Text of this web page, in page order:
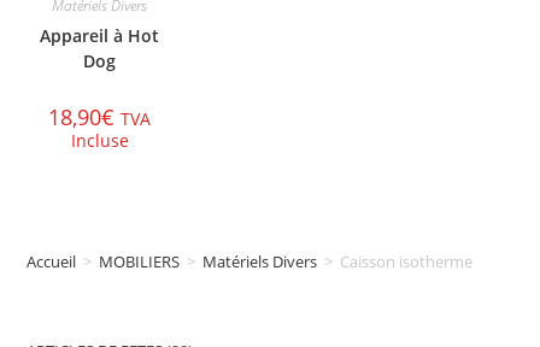
Matériels Divers
Appareil à Hot
Dog
18,90€ TVA
Incluse
Accueil > MOBILIERS > Matériels Divers > Caisson isotherme